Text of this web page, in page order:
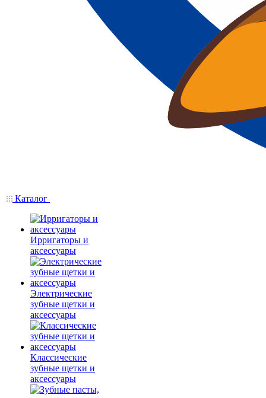
Каталог
Ирригаторы и
аксессуары
Электрические
зубные щетки и
аксессуары
Классические
зубные щетки и
аксессуары